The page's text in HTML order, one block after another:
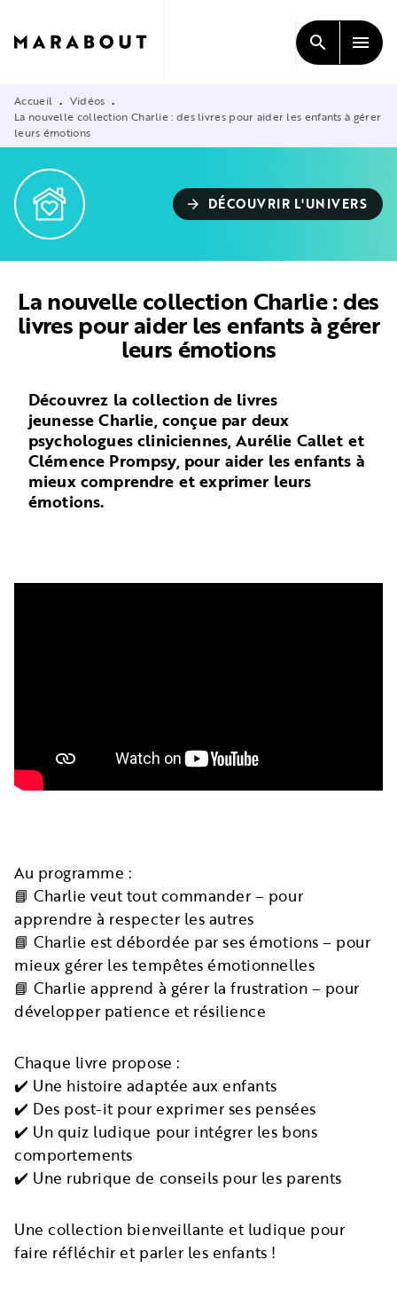
CONTENU
search menu
Accueil • Vidéos •
La nouvelle collection Charlie : des livres pour aider les enfants à gérer
leurs émotions
arrow_forward DÉCOUVRIR L'UNIVERS
La nouvelle collection Charlie : des
livres pour aider les enfants à gérer
leurs émotions
Découvrez la collection de livres
jeunesse Charlie, conçue par deux
psychologues cliniciennes, Aurélie Callet et
Clémence Prompsy, pour aider les enfants à
mieux comprendre et exprimer leurs
émotions.
Au programme :
📘 Charlie veut tout commander – pour
apprendre à respecter les autres
📘 Charlie est débordée par ses émotions – pour
mieux gérer les tempêtes émotionnelles
📘 Charlie apprend à gérer la frustration – pour
développer patience et résilience
Chaque livre propose :
✔️ Une histoire adaptée aux enfants
✔️ Des post-it pour exprimer ses pensées
✔️ Un quiz ludique pour intégrer les bons
comportements
✔️ Une rubrique de conseils pour les parents
Une collection bienveillante et ludique pour
faire réfléchir et parler les enfants !